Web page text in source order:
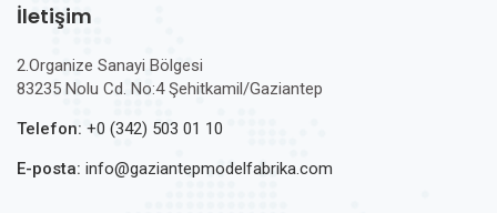
İletişim
2.Organize Sanayi Bölgesi
83235 Nolu Cd. No:4 Şehitkamil/Gaziantep
Telefon: +0 (342) 503 01 10
E-posta: info@gaziantepmodelfabrika.com